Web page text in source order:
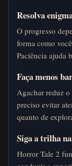
Resolva
O progresso
forma como
Paciência ajuda
Faça menos
Agachar reduz
preciso evitar
quanto de
Siga a trilha
Horror Tale 2